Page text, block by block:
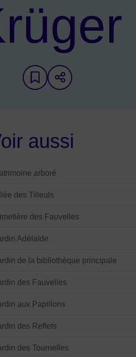
Ajouter aux favoris
Partager sur
aussi
arboré
des Tilleuls
des Fauvelles
Adélaïde
de la bibliothèque principale
des Fauvelles
aux Papillons
des Reflets
des Tournelles